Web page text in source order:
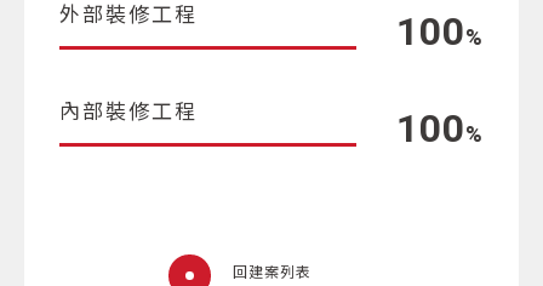
外部裝修工程 100%
內部裝修工程 100%
回建案列表